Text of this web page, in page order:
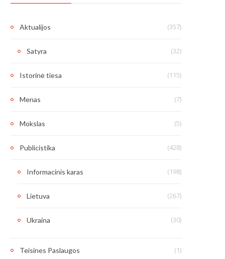
Aktualijos (357)
Satyra (32)
Istorinė tiesa (115)
Menas (7)
Mokslas (5)
Publicistika (428)
Informacinis karas (198)
Lietuva (267)
Ukraina (30)
Teisines Paslaugos (1)